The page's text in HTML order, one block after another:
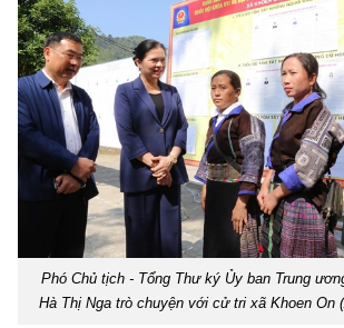
Phó Chủ tịch - Tổng Thư ký Ủy ban Trung
Hà Thị Nga trò chuyện với cử tri xã Khoen On